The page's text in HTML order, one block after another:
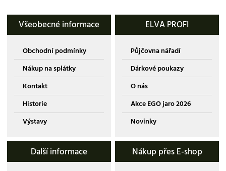
Všeobecné informace
Obchodní podmínky
Nákup na splátky
Kontakt
Historie
Výstavy
ELVA PROFI
Půjčovna nářadí
Dárkové poukazy
O nás
Akce EGO jaro 2026
Novinky
Další informace Nákup přes E-shop